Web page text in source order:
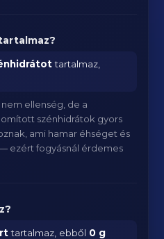
tartalmaz,
ellenség, de a
szénhidrátok gyors
ami hamar éhséget és
ezért fogyásnál érdemes
tartalmaz, ebből 0 g